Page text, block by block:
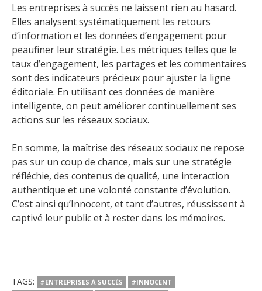
Les entreprises à succès ne laissent rien au hasard.
Elles analysent systématiquement les retours
d’information et les données d’engagement pour
peaufiner leur stratégie. Les métriques telles que le
taux d’engagement, les partages et les commentaires
sont des indicateurs précieux pour ajuster la ligne
éditoriale. En utilisant ces données de manière
intelligente, on peut améliorer continuellement ses
actions sur les réseaux sociaux.
En somme, la maîtrise des réseaux sociaux ne repose
pas sur un coup de chance, mais sur une stratégie
réfléchie, des contenus de qualité, une interaction
authentique et une volonté constante d’évolution.
C’est ainsi qu’Innocent, et tant d’autres, réussissent à
captivé leur public et à rester dans les mémoires.
TAGS: #ENTREPRISES À SUCCÈS
#INNOCENT